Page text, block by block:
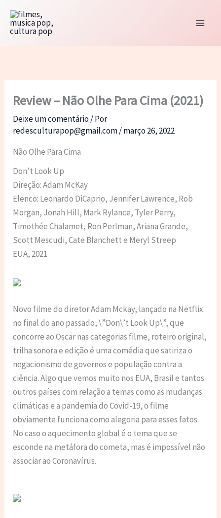
para
Review – Não Olhe Para Cima (2021)
Deixe um comentário/ Por
redesculturapop@gmail.com/março 26, 2022
Não Olhe Para Cima
Don’t Look Up
Direção: Adam McKay
Elenco: Leonardo DiCaprio, Jennifer Lawrence, Rob
Morgan, Jonah Hill, Mark Rylance, Tyler Perry,
Timothée Chalamet, Ron Perlman, Ariana Grande,
Scott Mescudi, Cate Blanchett e Meryl Streep
EUA, 2021
Novo filme do diretor Adam Mckay, lançado na Netflix
no final do ano passado, \”Don\’t Look Up\”, que
concorre ao Oscar nas categorias filme, roteiro original,
trilha sonora e edição é uma comédia que satiriza o
negacionismo de governos e população contra a
ciência. Algo que vemos muito nos EUA, Brasil e tantos
outros países com relação a temas como as mudanças
climáticas e a pandemia do Covid-19, o filme
obviamente funciona como alegoria para esses fatos.
No caso o aquecimento global é o tema que se
esconde na metáfora do cometa, mas é impossível não
associar ao Coronavírus.